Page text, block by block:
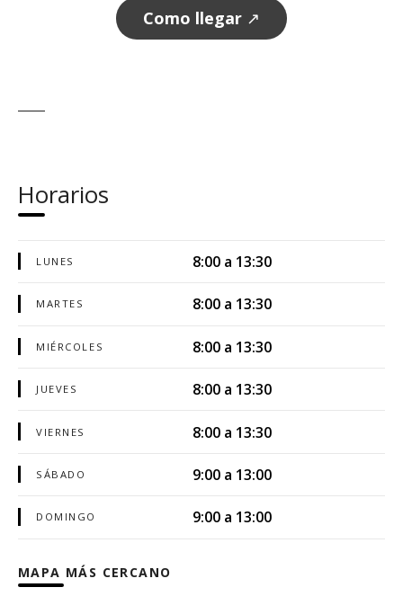
Como llegar ↗
Horarios
LUNES 8:00 a 13:30
MARTES 8:00 a 13:30
MIÉRCOLES 8:00 a 13:30
JUEVES 8:00 a 13:30
VIERNES 8:00 a 13:30
SÁBADO 9:00 a 13:00
DOMINGO 9:00 a 13:00
MAPA MÁS CERCANO